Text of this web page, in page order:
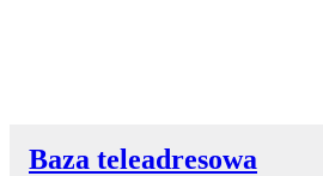
Baza teleadresowa